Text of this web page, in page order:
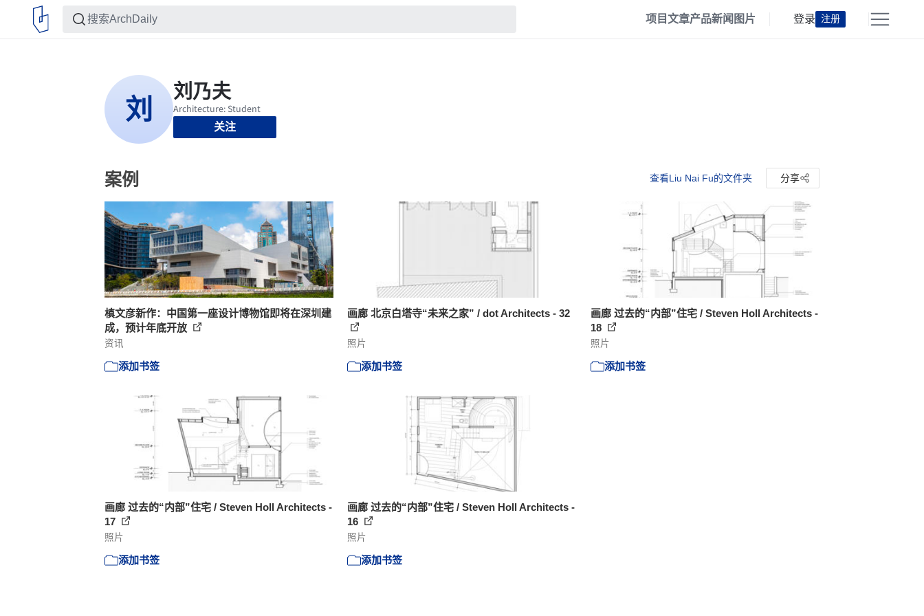
项目文章产品新闻 图片 登录 注册
关注
案例 查看Liu Nai Fu的文件夹 分享
槙文彦新作：中国第一座设计博物馆即将在深圳建
成，预计年底开放
资讯
添加书签
画廊 北京白塔寺“未来之家” / dot Architects - 32
照片
添加书签
画廊 过去的“内部”住宅 / Steven Holl Architects -
18
照片
添加书签
画廊 过去的“内部”住宅 / Steven Holl Architects -
17
照片
添加书签
画廊 过去的“内部”住宅 / Steven Holl Architects -
16
照片
添加书签